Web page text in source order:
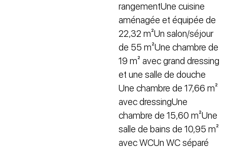
rangementUne cuisine
aménagée et équipée de
22,32 m²Un salon/séjour
de 55 m²Une chambre de
19 m² avec grand dressing
et une salle de douche
Une chambre de 17,66 m²
avec dressingUne
chambre de 15,60 m²Une
salle de bains de 10,95 m²
avec WCUn WC séparé